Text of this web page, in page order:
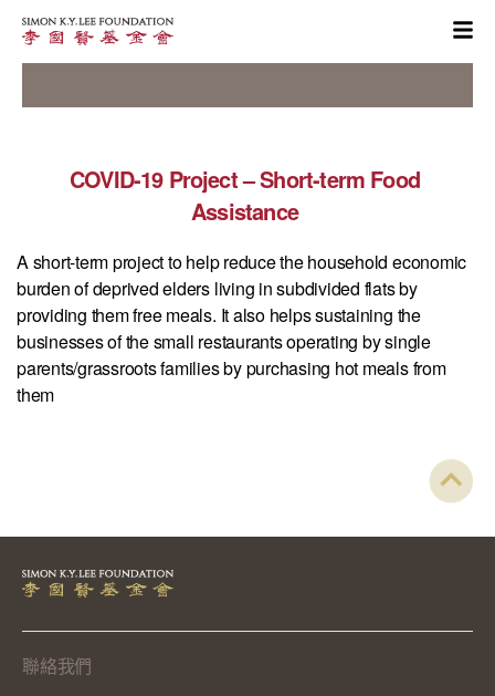
COVID-19 Project – Short-term Food
Assistance
A short-term project to help reduce the household economic
burden of deprived elders living in subdivided flats by
providing them free meals. It also helps sustaining the
businesses of the small restaurants operating by single
parents/grassroots families by purchasing hot meals from
them
聯絡我們